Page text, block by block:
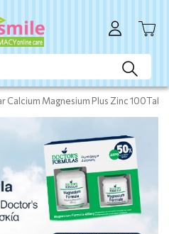
Calcium Magnesium Plus Zinc
ΑΓΟΡΑ